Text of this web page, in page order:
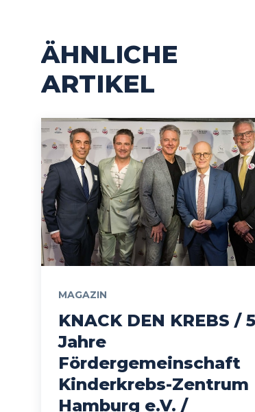
ÄHNLICHE
ARTIKEL
MAGAZIN
KNACK DEN KREBS /
Jahre
Fördergemeinschaft
Kinderkrebs-Zentrum
Hamburg e.V. /